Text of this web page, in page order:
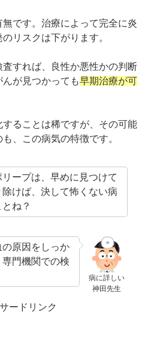
です。治療によって完全に炎
リスクは下がります。
すれば、良性か悪性かの判断
んが見つかっても早期治療が可
ることは稀ですが、その可能
、この病気の特徴です。
ープは、早めに見つけて
除けば、決して怖くない病
ね？
病に詳しい
神田先生
原因をしっか
門機関での検
ードリンク